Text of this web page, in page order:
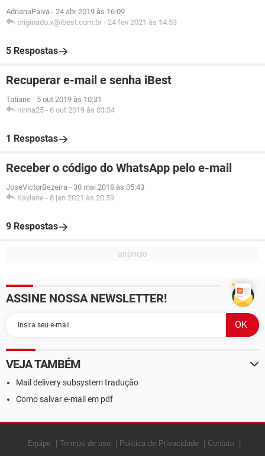
AdrianaPaiva - 24 abr 2019 às 16:09
originado.x@ibest.com.br - 24 fev 2021 às 14:53
5 Respostas
Recuperar e-mail e senha iBest
Tatiane - 5 out 2019 às 10:31
ninha25 - 6 out 2019 às 03:34
1 Respostas
Receber o código do WhatsApp pelo e-mail
JoseVictorBezerra - 30 mai 2018 às 05:43
Kaylane - 8 jan 2021 às 20:59
9 Respostas
ASSINE NOSSA NEWSLETTER!
VEJA TAMBÉM
Mail delivery subsystem tradução
Como salvar e-mail em pdf
Equipe Termos de uso Política de Privacidade
Contato